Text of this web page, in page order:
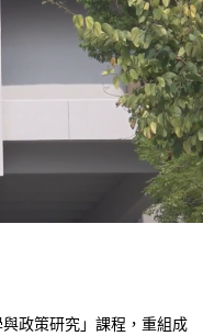
政策研究」課程，重組成